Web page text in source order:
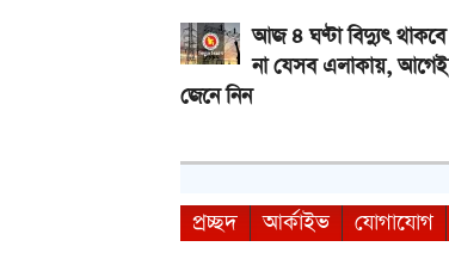
আজ ৪ ঘণ্টা বিদ্যুৎ থাকবে
না যেসব এলাকায়, আগেই
জেনে নিন
প্রচ্ছদ আর্কাইভ
যোগাযোগ